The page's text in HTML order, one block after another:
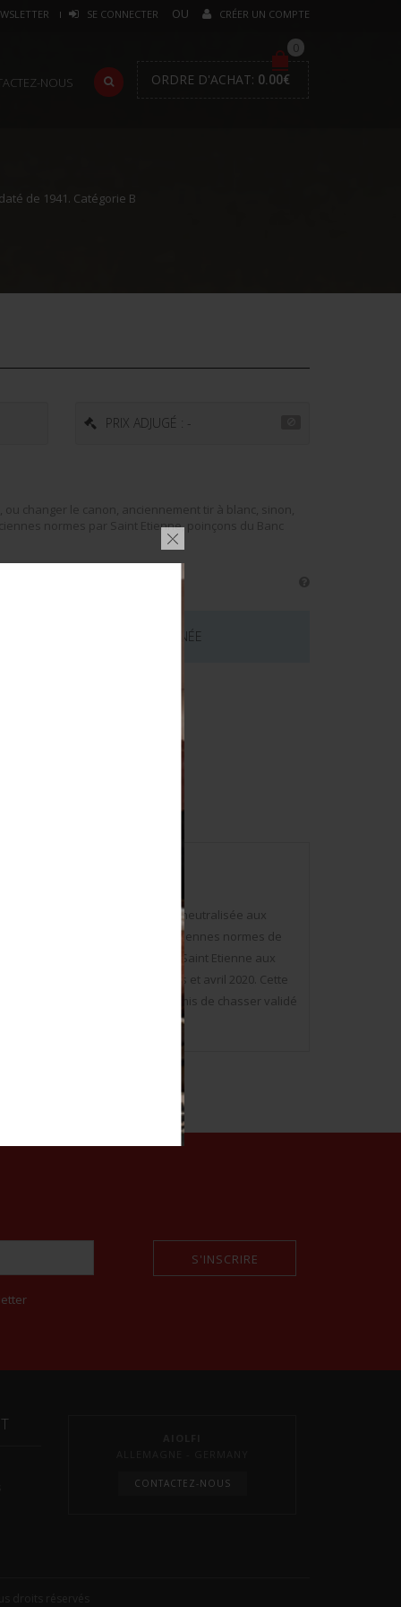
SE CONNECTER CRÉER UN COMPTE
NOUS
0
ORDRE D'ACHAT: 0.00€
de 1941. Catégorie B
PRIX ADJUGÉ : -
changer le canon, anciennement tir à blanc, sinon,
normes par Saint Etienne, poinçons du Banc
LOT EST MAINTENANT TERMINÉE
à blanc, sinon, bon état. Arme neutralisée aux
actuellement neutralisé aux anciennes normes de
par le Banc d’Epreuve de Saint Etienne aux
C9. Arme disponible entre mars et avril 2020. Cette
ou licence tamponnée ou permis de chasser validé
S'INSCRIRE
CONTACTEZ-NOUS